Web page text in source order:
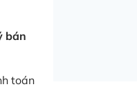
bán
toán